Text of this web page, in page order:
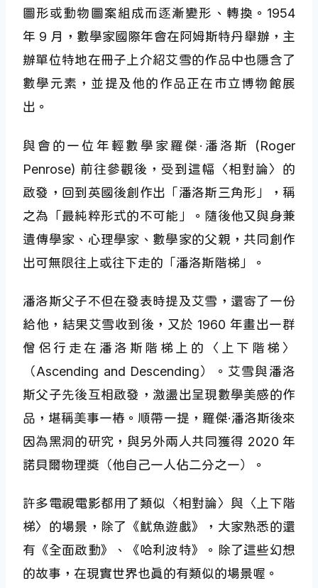
圖形或動物圖案組成而逐漸變形、轉換。1954
年 9 月，數學家國際年會在阿姆斯特丹舉辦，主
辦單位特地在冊子上介紹艾雪的作品中也隱含了
數學元素，並提及他的作品正在市立博物館展
出。
與會的一位年輕數學家羅傑·潘洛斯 (Roger
Penrose) 前往參觀後，受到這幅〈相對論〉的
啟發，回到英國後創作出「潘洛斯三角形」，稱
之為「最純粹形式的不可能」。隨後他又與身兼
遺傳學家、心理學家、數學家的父親，共同創作
出可無限往上或往下走的「潘洛斯階梯」。
潘洛斯父子不但在發表時提及艾雪，還寄了一份
給他，結果艾雪收到後，又於 1960 年畫出一群
僧侶行走在潘洛斯階梯上的〈上下階梯〉
（Ascending and Descending）。艾雪與潘洛
斯父子先後互相啟發，激盪出呈現數學美感的作
品，堪稱美事一樁。順帶一提，羅傑·潘洛斯後來
因為黑洞的研究，與另外兩人共同獲得 2020 年
諾貝爾物理獎（他自己一人佔二分之一）。
許多電視電影都用了類似〈相對論〉與〈上下階
梯〉的場景，除了《魷魚遊戲》，大家熟悉的還
有《全面啟動》、《哈利波特》。除了這些幻想
的故事，在現實世界也真的有類似的場景喔。